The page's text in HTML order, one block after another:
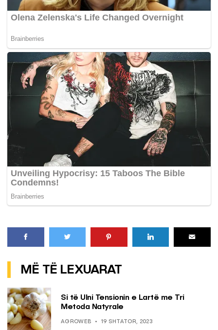
MË TË LEXUARAT
Si të Ulni Tensionin e Lartë me Tri
Metoda Natyrale
AGROWEB 19 SHTATOR, 2023